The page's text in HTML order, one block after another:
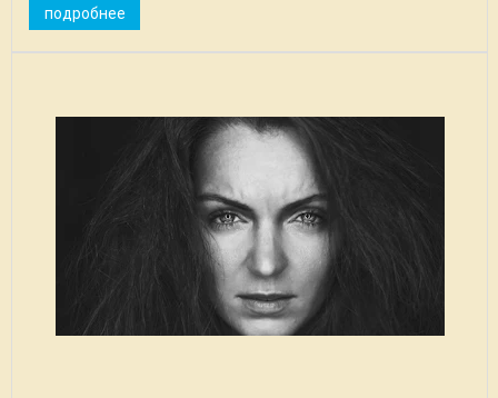
подробнее